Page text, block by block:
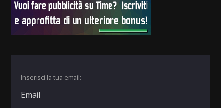
Inserisci la tua email: